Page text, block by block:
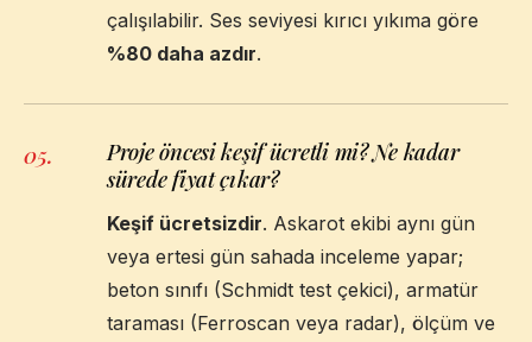
çalışılabilir. Ses seviyesi kırıcı yıkıma göre
%80 daha azdır.
05.
Proje öncesi keşif ücretli mi? Ne kadar
sürede fiyat çıkar?
Keşif ücretsizdir. Askarot ekibi aynı gün
veya ertesi gün sahada inceleme yapar;
beton sınıfı (Schmidt test çekici), armatür
taraması (Ferroscan veya radar), ölçüm ve